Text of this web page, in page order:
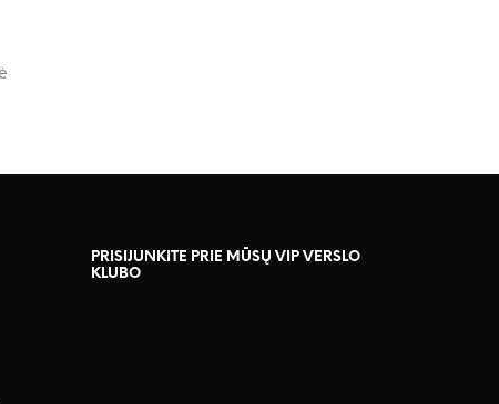
PRISIJUNKITE PRIE MŪSŲ VIP VERSLO
KLUBO